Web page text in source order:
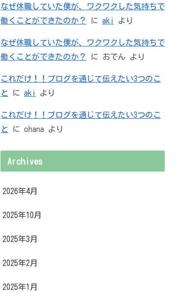
なぜ休職していた僕が、ワクワクした気持ちで
働くことができたのか？
に aki より
なぜ休職していた僕が、ワクワクした気持ちで
働くことができたのか？
に おでん より
これだけ！！ブログを通じて伝えたい3つのこ
と
に aki より
これだけ！！ブログを通じて伝えたい3つのこ
と
に ohana より
Archives
2026年4月
2025年10月
2025年3月
2025年2月
2025年1月